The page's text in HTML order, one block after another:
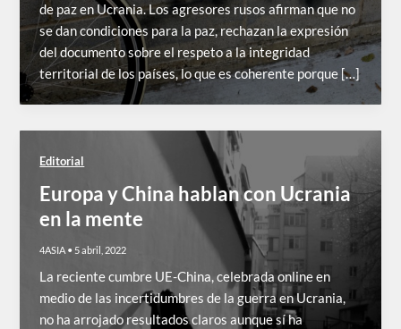
de paz en Ucrania. Los agresores rusos afirman que no
se dan condiciones para la paz, rechazan la expresión
del documento sobre el respeto a la integridad
territorial de los países, lo que es coherente porque […]
Editorial
Europa y China hablan con Ucrania
en la mente
4ASIA • 5 abril, 2022
La reciente cumbre UE-China, celebrada online en
medio de las incertidumbres de la guerra en Ucrania,
no ha arrojado resultados claros aunque sí ha